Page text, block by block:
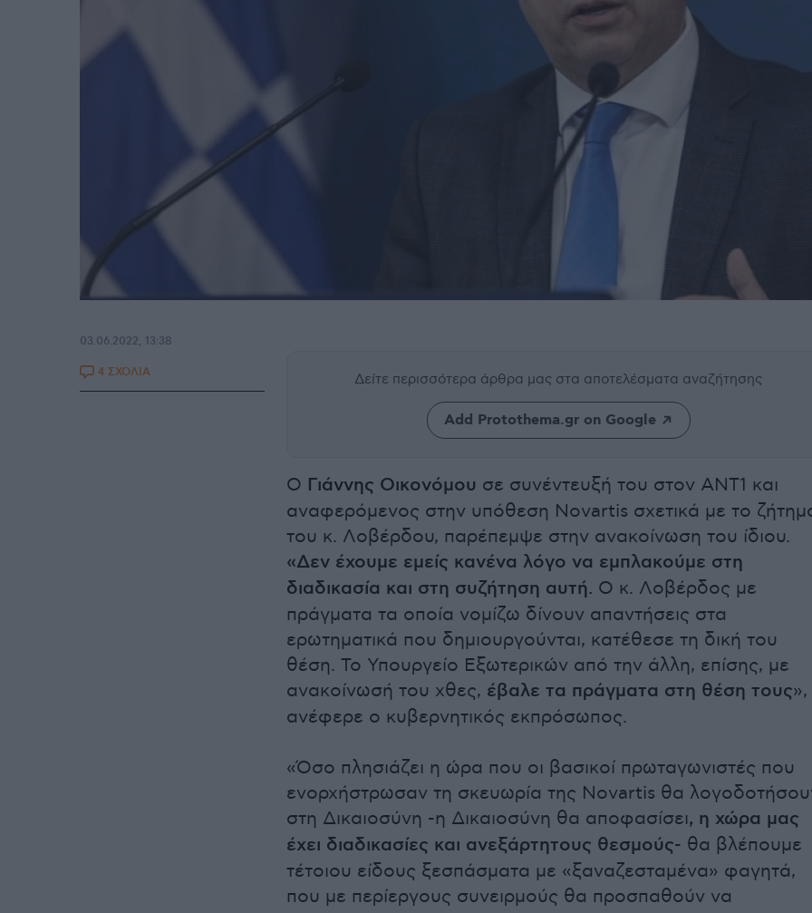
Δείτε περισσότερα άρθρα μας στα αποτελέσματα αναζήτησης
Add Protothema.gr on Google
Ο Γιάννης Οικονόμου σε συνέντευξή του στον ΑΝΤ1 και
αναφερόμενος στην υπόθεση Novartis σχετικά με το
του κ. Λοβέρδου, παρέπεμψε στην ανακοίνωση του ίδιου.
«Δεν έχουμε εμείς κανένα λόγο να εμπλακούμε στη
διαδικασία και στη συζήτηση αυτή. Ο κ. Λοβέρδος με
πράγματα τα οποία νομίζω δίνουν απαντήσεις στα
ερωτηματικά που δημιουργούνται, κατέθεσε τη δική του
θέση. Το Υπουργείο Εξωτερικών από την άλλη, επίσης, με
ανακοίνωσή του χθες, έβαλε τα πράγματα στη θέση τους»,
ανέφερε ο κυβερνητικός εκπρόσωπος.
«Όσο πλησιάζει η ώρα που οι βασικοί πρωταγωνιστές που
ενορχήστρωσαν τη σκευωρία της Novartis θα
στη Δικαιοσύνη -η Δικαιοσύνη θα αποφασίσει, η χώρα μας
έχει διαδικασίες και ανεξάρτητους θεσμούς- θα βλέπουμε
τέτοιου είδους ξεσπάσματα με «ξαναζεσταμένα» φαγητά,
που με περίεργους συνειρμούς θα προσπαθούν να
03.06.2022, 13:38
4 ΣΧΟΛΙΑ